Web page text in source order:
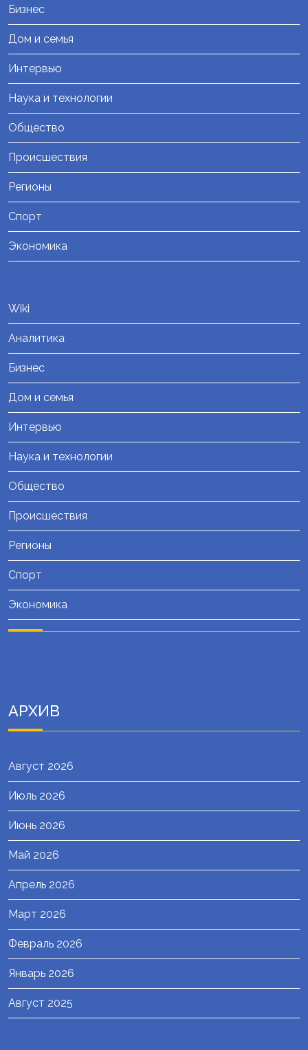
Бизнес
Дом и семья
Интервью
Наука и технологии
Общество
Происшествия
Регионы
Спорт
Экономика
Wiki
Аналитика
Бизнес
Дом и семья
Интервью
Наука и технологии
Общество
Происшествия
Регионы
Спорт
Экономика
АРХИВ
Август 2026
Июль 2026
Июнь 2026
Май 2026
Апрель 2026
Март 2026
Февраль 2026
Январь 2026
Август 2025